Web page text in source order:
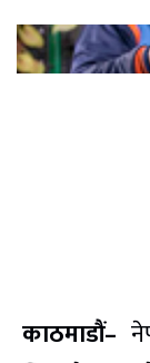
काठमाडौं–